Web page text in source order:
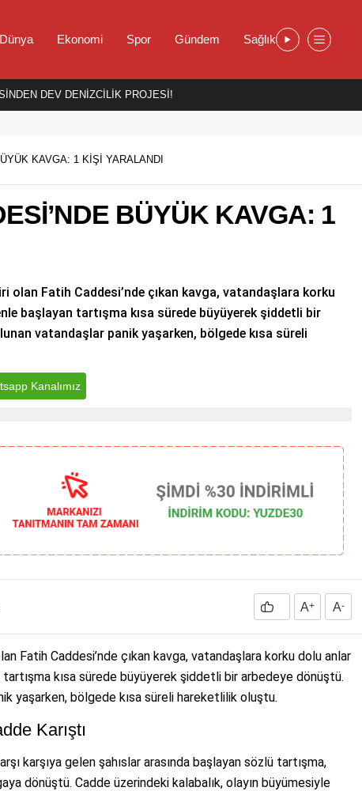
Dünya Ekonomi Spor Gündem Sağlık
DEV DENİZCİLİK PROJESİ!
KAVGA: 1 KİŞİ YARALANDI
BÜYÜK KAVGA: 1
olan Fatih Caddesi’nde çıkan kavga, vatandaşlara korku
başlayan tartışma kısa sürede büyüyerek şiddetli bir
vatandaşlar panik yaşarken, bölgede kısa süreli
Kanalımız
A+ A-
Fatih Caddesi’nde çıkan kavga, vatandaşlara korku dolu anlar
kısa sürede büyüyerek şiddetli bir arbedeye dönüştü.
yaşarken, bölgede kısa süreli hareketlilik oluştu.
Karıştı
karşıya gelen şahıslar arasında başlayan sözlü tartışma,
dönüştü. Cadde üzerindeki kalabalık, olayın büyümesiyle